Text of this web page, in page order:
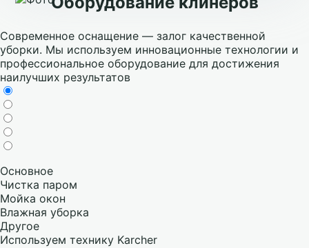
Современное оснащение — залог качественной
уборки. Мы используем инновационные технологии и
профессиональное оборудование для достижения
наилучших результатов
Основное
Чистка паром
Мойка окон
Влажная уборка
Другое
Используем технику Karcher